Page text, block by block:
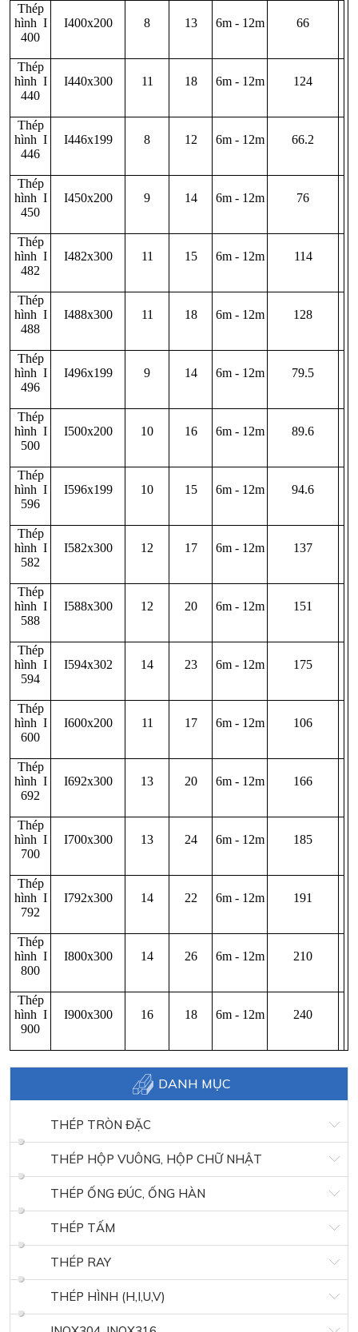
Thép
hình I
400
I400x200 8 13 6m - 12m 66
Thép
hình I
440
I440x300 11 18 6m - 12m 124
Thép
hình I
446
I446x199 8 12 6m - 12m 66.2
Thép
hình I
450
I450x200 9 14 6m - 12m 76
Thép
hình I
482
I482x300 11 15 6m - 12m 114
Thép
hình I
488
I488x300 11 18 6m - 12m 128
Thép
hình I
496
I496x199 9 14 6m - 12m 79.5
Thép
hình I
500
I500x200 10 16 6m - 12m 89.6
Thép
hình I
596
I596x199 10 15 6m - 12m 94.6
Thép
hình I
582
I582x300 12 17 6m - 12m 137
Thép
hình I
588
I588x300 12 20 6m - 12m 151
Thép
hình I
594
I594x302 14 23 6m - 12m 175
Thép
hình I
600
I600x200 11 17 6m - 12m 106
Thép
hình I
692
I692x300 13 20 6m - 12m 166
Thép
hình I
700
I700x300 13 24 6m - 12m 185
Thép
hình I
792
I792x300 14 22 6m - 12m 191
Thép
hình I
800
I800x300 14 26 6m - 12m 210
Thép
hình I
900
I900x300 16 18 6m - 12m 240
DANH MỤC
THÉP TRÒN ĐẶC
THÉP HỘP VUÔNG, HỘP CHỮ NHẬT
THÉP ỐNG ĐÚC, ỐNG HÀN
THÉP TẤM
THÉP RAY
THÉP HÌNH (H,I,U,V)